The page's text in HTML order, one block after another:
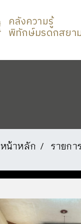
คลังความรู้
พิทักษ์มรดกสยา
หน้าหลัก รายกา